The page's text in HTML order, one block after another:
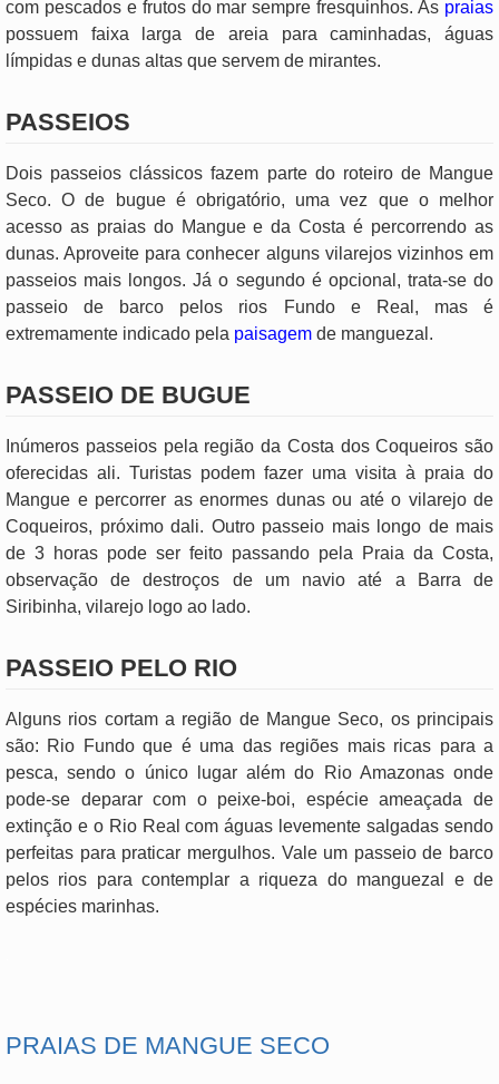
com pescados e frutos do mar sempre fresquinhos. As praias
possuem faixa larga de areia para caminhadas, águas
límpidas e dunas altas que servem de mirantes.
PASSEIOS
Dois passeios clássicos fazem parte do roteiro de Mangue
Seco. O de bugue é obrigatório, uma vez que o melhor
acesso as praias do Mangue e da Costa é percorrendo as
dunas. Aproveite para conhecer alguns vilarejos vizinhos em
passeios mais longos. Já o segundo é opcional, trata-se do
passeio de barco pelos rios Fundo e Real, mas é
extremamente indicado pela paisagem de manguezal.
PASSEIO DE BUGUE
Inúmeros passeios pela região da Costa dos Coqueiros são
oferecidas ali. Turistas podem fazer uma visita à praia do
Mangue e percorrer as enormes dunas ou até o vilarejo de
Coqueiros, próximo dali. Outro passeio mais longo de mais
de 3 horas pode ser feito passando pela Praia da Costa,
observação de destroços de um navio até a Barra de
Siribinha, vilarejo logo ao lado.
PASSEIO PELO RIO
Alguns rios cortam a região de Mangue Seco, os principais
são: Rio Fundo que é uma das regiões mais ricas para a
pesca, sendo o único lugar além do Rio Amazonas onde
pode-se deparar com o peixe-boi, espécie ameaçada de
extinção e o Rio Real com águas levemente salgadas sendo
perfeitas para praticar mergulhos. Vale um passeio de barco
pelos rios para contemplar a riqueza do manguezal e de
espécies marinhas.
PRAIAS DE MANGUE SECO